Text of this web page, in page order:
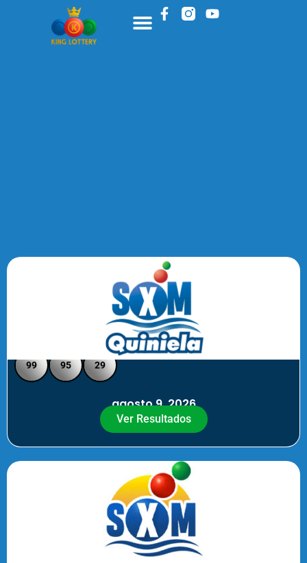
Quiniela SXM - Medio Día
99 95 29
agosto 9, 2026
Ver Resultados
SXM Medio día - Pick 3 Pick 4